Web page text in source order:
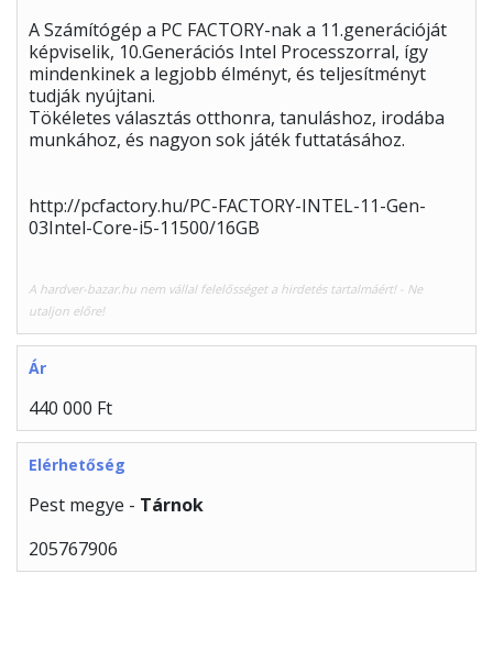
A Számítógép a PC FACTORY-nak a 11.generációját
képviselik, 10.Generációs Intel Processzorral, így
mindenkinek a legjobb élményt, és teljesítményt
tudják nyújtani.
Tökéletes választás otthonra, tanuláshoz, irodába
munkához, és nagyon sok játék futtatásához.
http://pcfactory.hu/PC-FACTORY-INTEL-11-Gen-
03Intel-Core-i5-11500/16GB
A hardver-bazar.hu nem vállal felelősséget a hirdetés tartalmáért! - Ne
utaljon előre!
Ár
440 000 Ft
Elérhetőség
Pest megye - Tárnok
205767906